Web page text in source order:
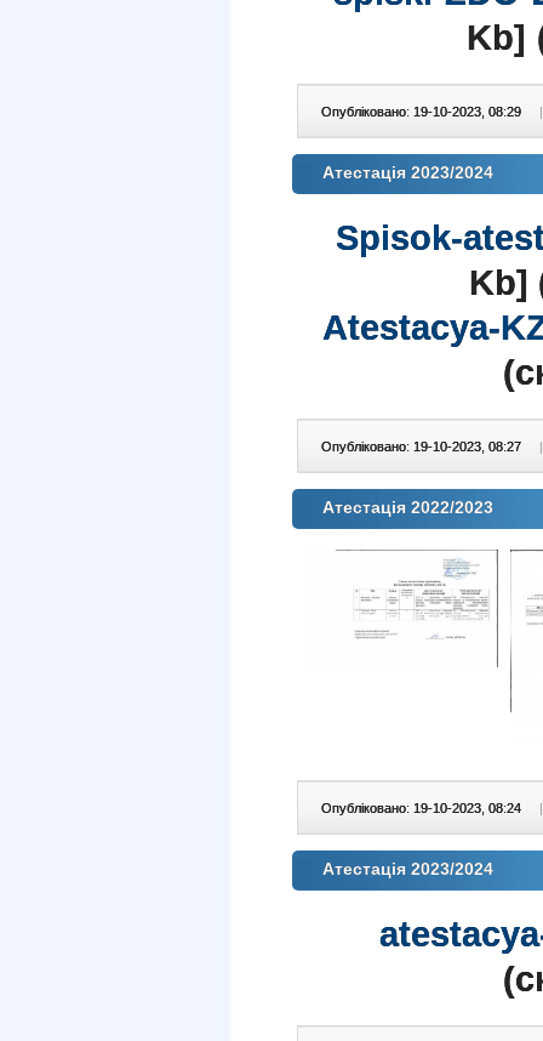
Kb]
Опубліковано: 19-10-2023, 08:29 |
Атестація 2023/2024
Spisok-
Kb]
Atestacya-
Опубліковано: 19-10-2023, 08:27 |
Атестація 2022/2023
Опубліковано: 19-10-2023, 08:24 |
Атестація 2023/2024